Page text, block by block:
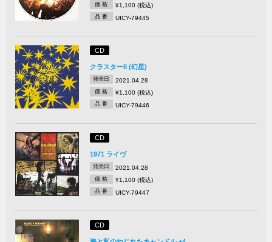
価 格 ¥1,100 (税込)
品 番 UICY-79445
CD
クラスターII (幻星)
発売日 2021.04.28
価 格 ¥1,100 (税込)
品 番 UICY-79446
CD
1971 ライヴ
発売日 2021.04.28
価 格 ¥1,100 (税込)
品 番 UICY-79447
CD